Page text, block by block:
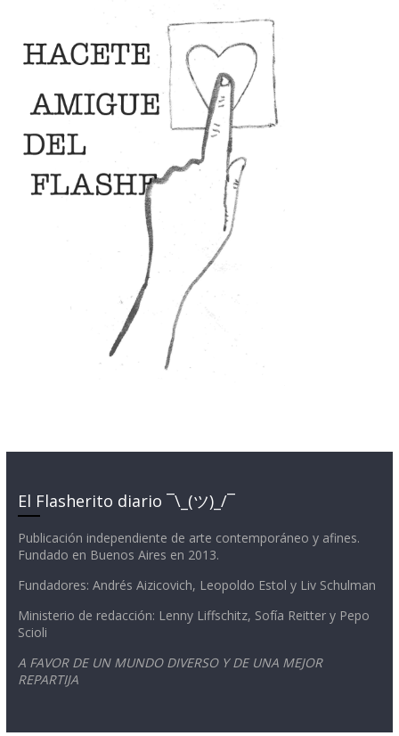
El Flasherito diario ¯\_(ツ)_/¯
Publicación independiente de arte contemporáneo y afines.
Fundado en Buenos Aires en 2013.
Fundadores: Andrés Aizicovich, Leopoldo Estol y Liv Schulman
Ministerio de redacción: Lenny Liffschitz, Sofía Reitter y Pepo
Scioli
A FAVOR DE UN MUNDO DIVERSO Y DE UNA MEJOR
REPARTIJA